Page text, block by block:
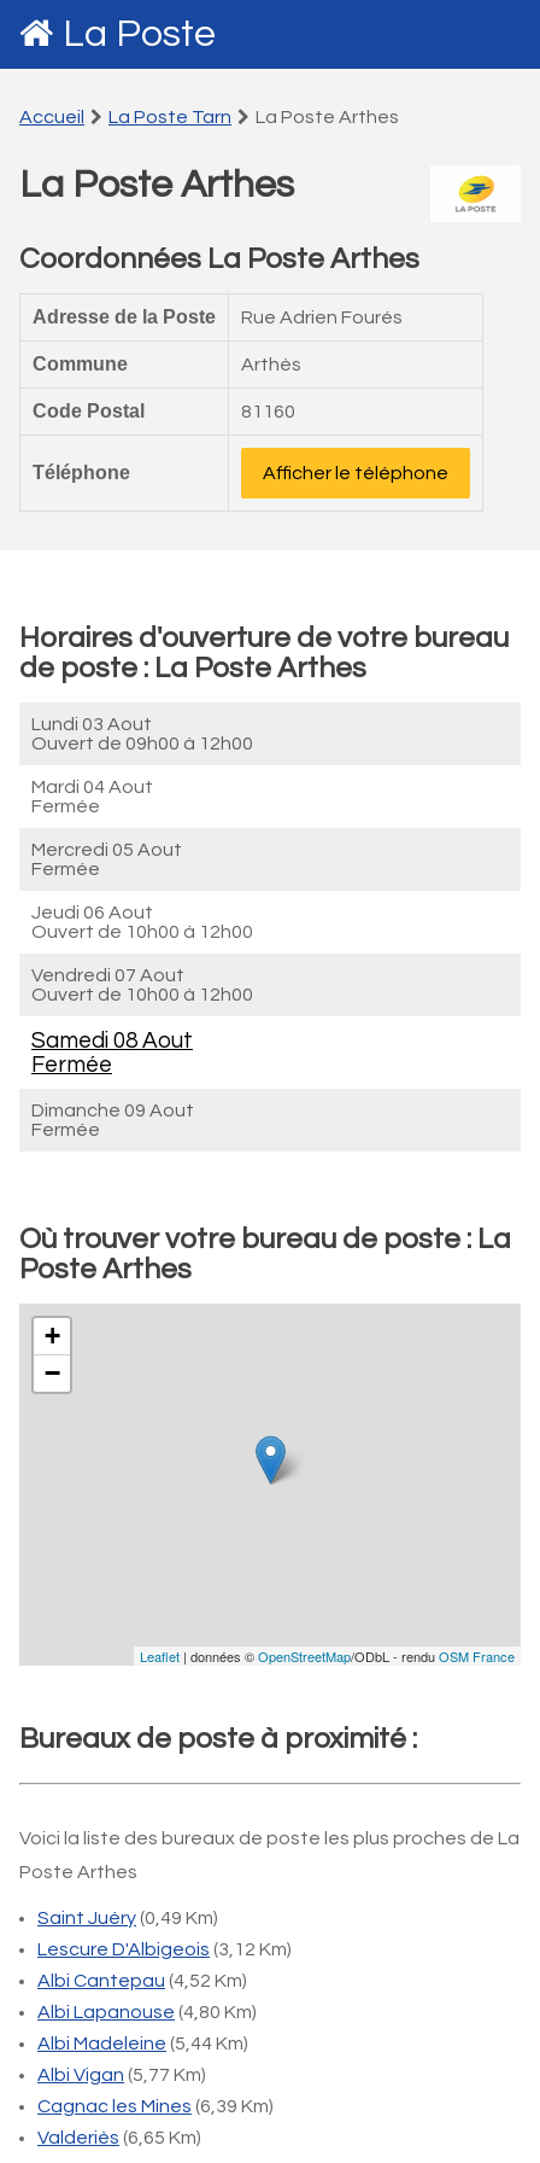
La Poste
Accueil La Poste Tarn La Poste Arthes
La Poste Arthes
Coordonnées La Poste Arthes
Adresse de la Poste Rue Adrien Fourés
Commune Arthès
Code Postal 81160
Téléphone Afficher le téléphone
Horaires d'ouverture de votre bureau
de poste : La Poste Arthes
Lundi 03 Aout
Ouvert de 09h00 à 12h00
Mardi 04 Aout
Fermée
Mercredi 05 Aout
Fermée
Jeudi 06 Aout
Ouvert de 10h00 à 12h00
Vendredi 07 Aout
Ouvert de 10h00 à 12h00
Samedi 08 Aout
Fermée
Dimanche 09 Aout
Fermée
Où trouver votre bureau de poste : La
Poste Arthes
+
−
Leaflet | données ©OpenStreetMap/ODbL - renduOSM France
Bureaux de poste à proximité :
Voici la liste des bureaux de poste les plus proches de La
Poste Arthes
Saint Juéry(0,49 Km)
Lescure D'Albigeois (3,12 Km)
Albi Cantepau (4,52 Km)
Albi Lapanouse (4,80 Km)
Albi Madeleine (5,44 Km)
Albi Vigan (5,77 Km)
Cagnac les Mines (6,39 Km)
Valderiès (6,65 Km)